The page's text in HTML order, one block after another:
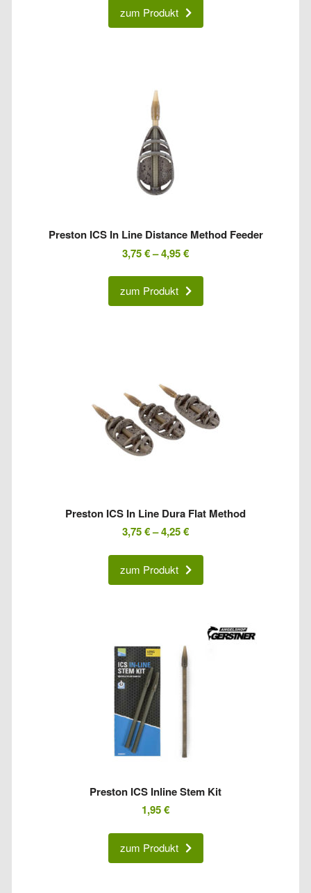
zum Produkt
Preston ICS In Line Distance Method Feeder
3,75€–4,95€
zum Produkt
Preston ICS In Line Dura Flat Method
3,75€–4,25€
zum Produkt
Preston ICS Inline Stem Kit
1,95€
zum Produkt